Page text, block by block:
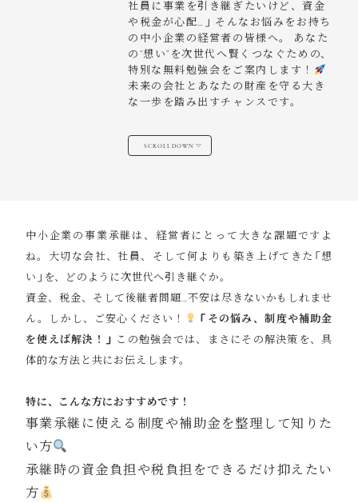
社員に事業を引き継ぎたいけど、資金
や税金が心配…」 そんなお悩みをお持ち
の中小企業の経営者の皆様へ。 あなた
の“想い”を次世代へ賢くつなぐための、
特別な無料勉強会をご案内します！
未来の会社とあなたの財産を守る大き
な一歩を踏み出すチャンスです。
SCROLL DOWN
中小企業の事業承継は、経営者にとって大きな課題ですよ
ね。大切な会社、社員、そして何よりも築き上げてきた「想
い」を、どのように次世代へ引き継ぐか。
資金、税金、そして後継者問題…不安は尽きないかもしれませ
ん。しかし、ご安心ください！
「その悩み、制度や補助金
を使えば解決！」 この勉強会では、まさにその解決策を、具
体的な方法と共にお伝えします。
特に、こんな方におすすめです！
事業承継に使える制度や補助金を整理して知りた
い方
承継時の資金負担や税負担をできるだけ抑えたい
方